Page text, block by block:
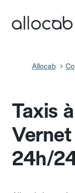
Allocab
Taxis
Vernet
24h/